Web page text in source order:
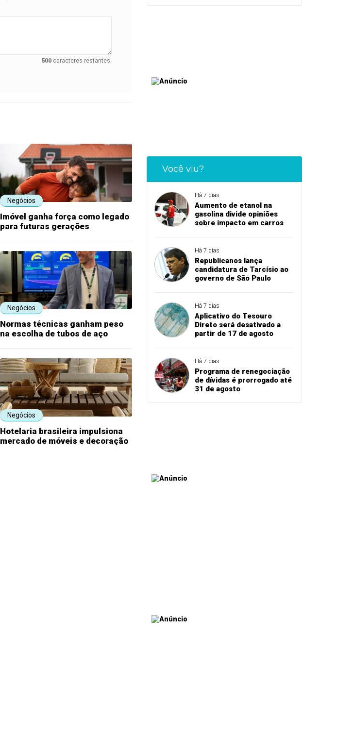
500caracteres restantes.
Negócios
Imóvel ganha força como legado
para futuras gerações
Negócios
Normas técnicas ganham peso
na escolha de tubos de aço
Negócios
Hotelaria brasileira impulsiona
mercado de móveis e decoração
Você viu?
Há 7 dias
Aumento de etanol na
gasolina divide opiniões
sobre impacto em carros
Há 7 dias
Republicanos lança
candidatura de Tarcísio ao
governo de São Paulo
Há 7 dias
Aplicativo do Tesouro
Direto será desativado a
partir de 17 de agosto
Há 7 dias
Programa de renegociação
de dívidas é prorrogado até
31 de agosto